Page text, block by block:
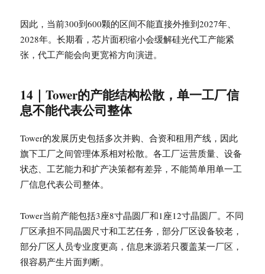
因此，当前300到600颗的区间不能直接外推到2027年、
2028年。长期看，芯片面积缩小会缓解硅光代工产能紧
张，代工产能会向更宽裕方向演进。
14｜Tower的产能结构松散，单一工厂信
息不能代表公司整体
Tower的发展历史包括多次并购、合资和租用产线，因此
旗下工厂之间管理体系相对松散。各工厂运营质量、设备
状态、工艺能力和扩产决策都有差异，不能简单用单一工
厂信息代表公司整体。
Tower当前产能包括3座8寸晶圆厂和1座12寸晶圆厂。不同
厂区承担不同晶圆尺寸和工艺任务，部分厂区设备较老，
部分厂区人员专业度更高，信息来源若只覆盖某一厂区，
很容易产生片面判断。